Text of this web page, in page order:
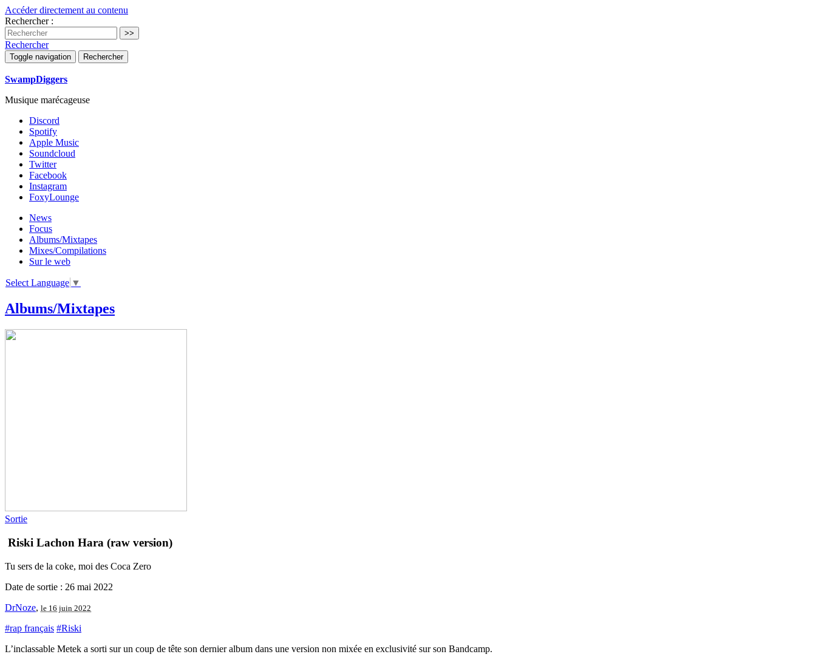
Accéder directement au contenu
Rechercher :
Rechercher
Toggle navigation Rechercher
SwampDiggers
Musique marécageuse
Discord
Spotify
Apple Music
Soundcloud
Twitter
Facebook
Instagram
FoxyLounge
News
Focus
Albums/Mixtapes
Mixes/Compilations
Sur le web
Select Language ▼
Albums/Mixtapes
Sortie
Riski Lachon Hara (raw version)
Tu sers de la coke, moi des Coca Zero
Date de sortie : 26 mai 2022
DrNoze, le 16 juin 2022
#rap français #Riski
L’inclassable Metek a sorti sur un coup de tête son dernier album dans une version non mixée en exclusivité sur son Bandcamp.